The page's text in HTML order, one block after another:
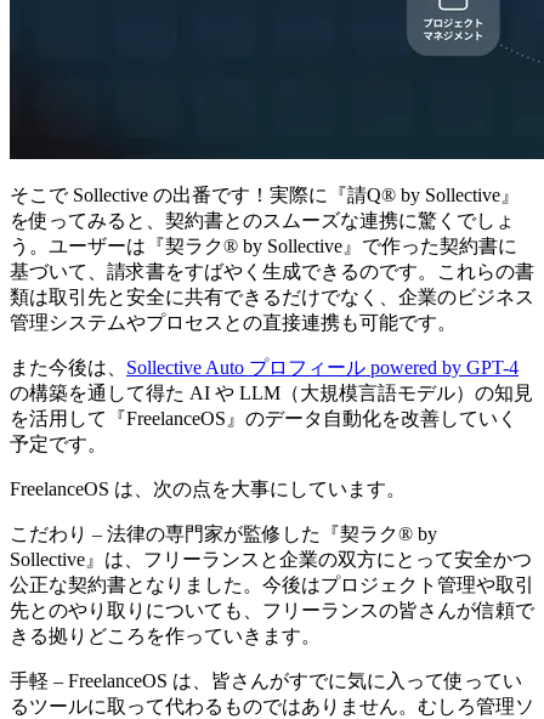
そこで Sollective の出番です！実際に『請Q®︎ by Sollective』
を使ってみると、契約書とのスムーズな連携に驚くでしょ
う。ユーザーは『契ラク® by Sollective』で作った契約書に
基づいて、請求書をすばやく生成できるのです。これらの書
類は取引先と安全に共有できるだけでなく、企業のビジネス
管理システムやプロセスとの直接連携も可能です。
また今後は、 Sollective Auto プロフィール powered by GPT-4
の構築を通して得た AI や LLM（大規模言語モデル）の知見
を活用して『FreelanceOS』のデータ自動化を改善していく
予定です。
FreelanceOS は、次の点を大事にしています。
こだわり – 法律の専門家が監修した『契ラク® by
Sollective』は、フリーランスと企業の双方にとって安全かつ
公正な契約書となりました。今後はプロジェクト管理や取引
先とのやり取りについても、フリーランスの皆さんが信頼で
きる拠りどころを作っていきます。
手軽 – FreelanceOS は、皆さんがすでに気に入って使ってい
るツールに取って代わるものではありません。むしろ管理ソ